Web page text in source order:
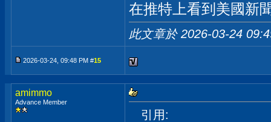
在推特上看到美國新
此文章於 2026-03-24
2026-03-24, 09:48 PM #15
amimmo
Advance Member
引用: